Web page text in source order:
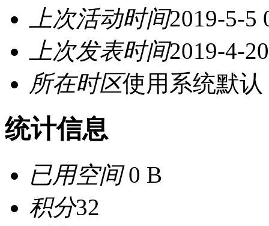
上次活动时间2019-5-5
上次发表时间2019-4-
所在时区使用系统默认
统计信息
已用空间0 B
积分32